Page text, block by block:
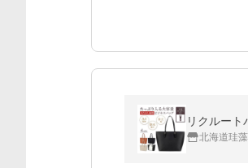
リクルー
北海道珪